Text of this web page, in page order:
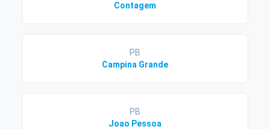
Contagem
PB
Campina Grande
PB
Joao Pessoa